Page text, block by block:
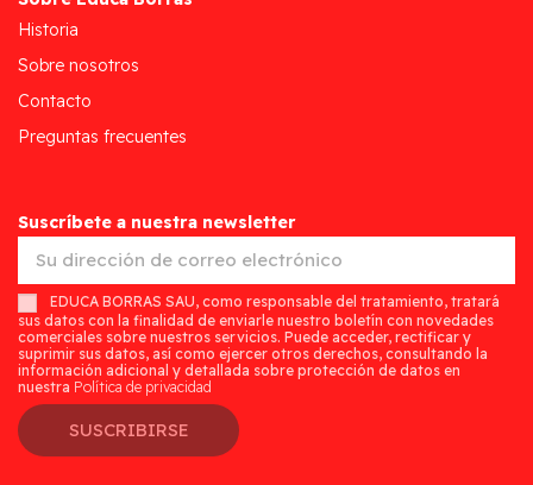
Historia
Sobre nosotros
Contacto
Preguntas frecuentes
Suscríbete a nuestra newsletter
EDUCA BORRAS SAU, como responsable del tratamiento, tratará
sus datos con la finalidad de enviarle nuestro boletín con novedades
comerciales sobre nuestros servicios. Puede acceder, rectificar y
suprimir sus datos, así como ejercer otros derechos, consultando la
información adicional y detallada sobre protección de datos en
nuestra Política de privacidad
SUSCRIBIRSE